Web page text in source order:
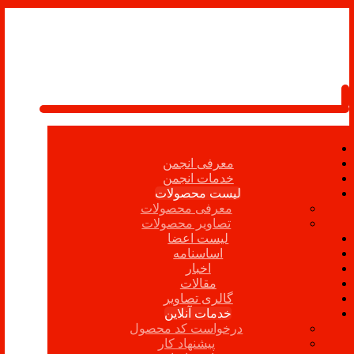
معرفی انجمن
خدمات انجمن
لیست محصولات
معرفی محصولات
تصاویر محصولات
لیست اعضا
اساسنامه
اخبار
مقالات
گالری تصاویر
خدمات آنلاین
درخواست کد محصول
پیشنهاد کار